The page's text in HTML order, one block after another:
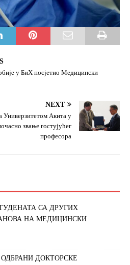
у БиХ посјетио Медицински
NEXT
Универзитетом Акита у
звање гостујућег
професора
СА ДРУГИХ
НА МЕДИЦИНСКИ
ДОКТОРСКЕ